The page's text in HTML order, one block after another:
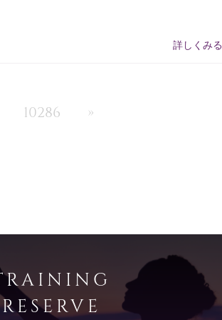
詳しくみる
10286 »
RESERVE